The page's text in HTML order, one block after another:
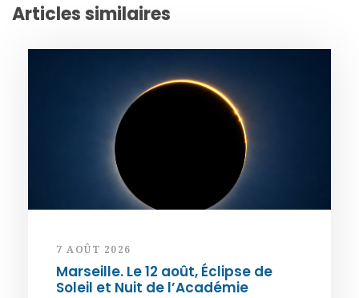
Articles similaires
7 AOÛT 2026
Marseille. Le 12 août, Éclipse de
Soleil et Nuit de l’Académie